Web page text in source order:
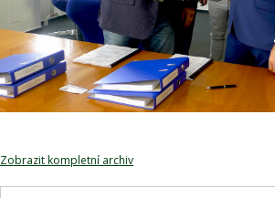
Zobrazit kompletní archiv